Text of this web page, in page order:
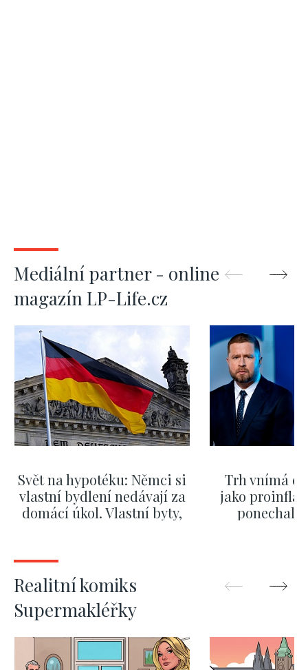
Mediální partner - online
magazín LP-Life.cz
Svět na hypotéku: Němci si
vlastní bydlení nedávají za
domácí úkol. Vlastní byty,
Trh vnímá
jako
ponechali
Realitní komiks
Supermakléřky